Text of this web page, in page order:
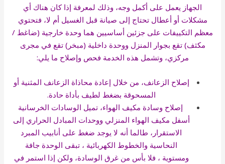
الجهاز يعمل على أكمل وجه، وذلك لمعرفة إذا كان هناك أي
مشكلات أو أعطال تحتاج إلى صيانة قبل الغسيل أم لا، فتحتوي
معظم التكييفات على جزئين أساسيين هما وحدة خارجية (ضاغط /
مكثف) تقع بجوار المنزل ووحدة داخلية (مبخر) تقع في مجرى
مركزي، وتشمل هذه الخدمة فحص وإصلاح ما يلي:
إصلاح الزعانف، من خلال إعادة محاذاة الزعانف المثنية أو
المسحوقة بضغط لطيف بأداة حادة.
إصلاح وسادة مكيف الهواء، تميل الوسادات الخرسانية
أسفل مكيف الهواء المنزلي ووحدات المبادل الحراري إلى
الاستقرار، طالما أنه لا يوجد ضغط على أنابيب المبرد
النحاسية والخطوط الكهربائية ، تبقى الوحدة جافة
ومستوية ، فلا بأس من غرق الوسادة، ولكن إذا استمر في